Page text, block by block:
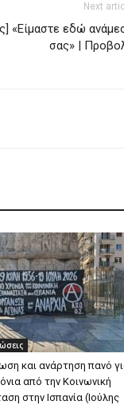
Next
«Είμαστε εδώ
σας» |
και ανάρτηση πανό
από την Κοινωνική
στην Ισπανία (Ιούλης